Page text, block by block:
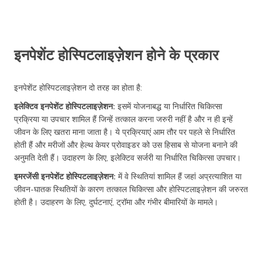
इनपेशेंट होस्पिटलाइज़ेशन होने के प्रकार
इनपेशेंट होस्पिटलाइज़ेशन दो तरह का होता है:
इलेक्टिव इनपेशेंट होस्पिटलाइज़ेशन: इसमें योजनाबद्ध या निर्धारित चिकित्सा
प्रक्रिया या उपचार शामिल हैं जिन्हें तत्काल करना जरुरी नहीं है और न ही इन्हें
जीवन के लिए खतरा माना जाता है। ये प्रक्रियाएं आम तौर पर पहले से निर्धारित
होती हैं और मरीजों और हेल्थ केयर प्रोवाइडर को उस हिसाब से योजना बनाने की
अनुमति देती हैं। उदाहरण के लिए, इलेक्टिव सर्जरी या निर्धारित चिकित्सा उपचार।
इमरजेंसी इनपेशेंट होस्पिटलाइज़ेशन: में वे स्थितियां शामिल हैं जहां अप्रत्याशित या
जीवन-घातक स्थितियों के कारण तत्काल चिकित्सा और होस्पिटलाइज़ेशन की जरुरत
होती है। उदाहरण के लिए, दुर्घटनाएं, ट्रॉमा और गंभीर बीमारियों के मामले।